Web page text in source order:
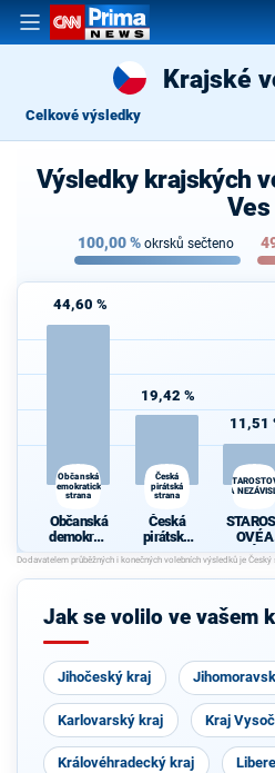
Krajské
Celkové výsledky
Výsledky krajských
Ves
100,00% okrsků sečteno
44,60 %
Občanská
demokratická
strana
Občanská
demokrati
cká strana
19,42 %
Česká
pirátská
strana
Česká
pirátská
strana
11,51
A
OVÉ A
Í
Jak se volilo ve vašem
Jihočeský kraj
Karlovarský kraj Kraj
Královéhradecký kraj